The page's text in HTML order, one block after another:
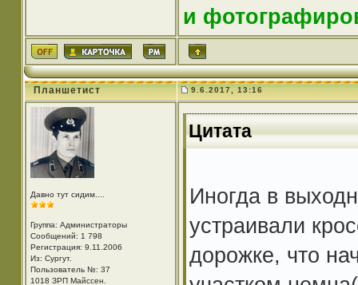
и
Планшетист 9.6.2017, 13:16
Давно тут сидим....
Группа: Администраторы
Сообщений: 1 798
Регистрация: 9.11.2006
Из: Cургут.
Пользователь №: 37
1018 ЗРП Майссен.
Цитата
Иногда в
устраивали
дорожке, что